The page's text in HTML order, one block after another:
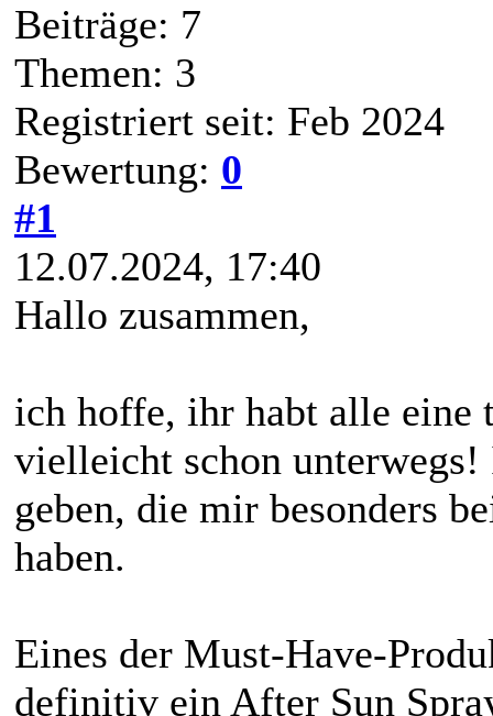
Beiträge: 7
Themen: 3
Registriert seit: Feb 2024
Bewertung: 0
#1
12.07.2024, 17:40
Hallo zusammen,
ich hoffe, ihr habt alle eine
vielleicht schon
geben, die mir besonders
haben.
Eines der Must-Have-
definitiv ein After Sun